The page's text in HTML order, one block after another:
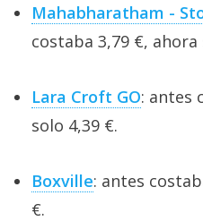
Mahabharatham -
costaba 3,79 €, ahora
Lara Croft GO: antes
solo 4,39 €.
Boxville: antes
€.